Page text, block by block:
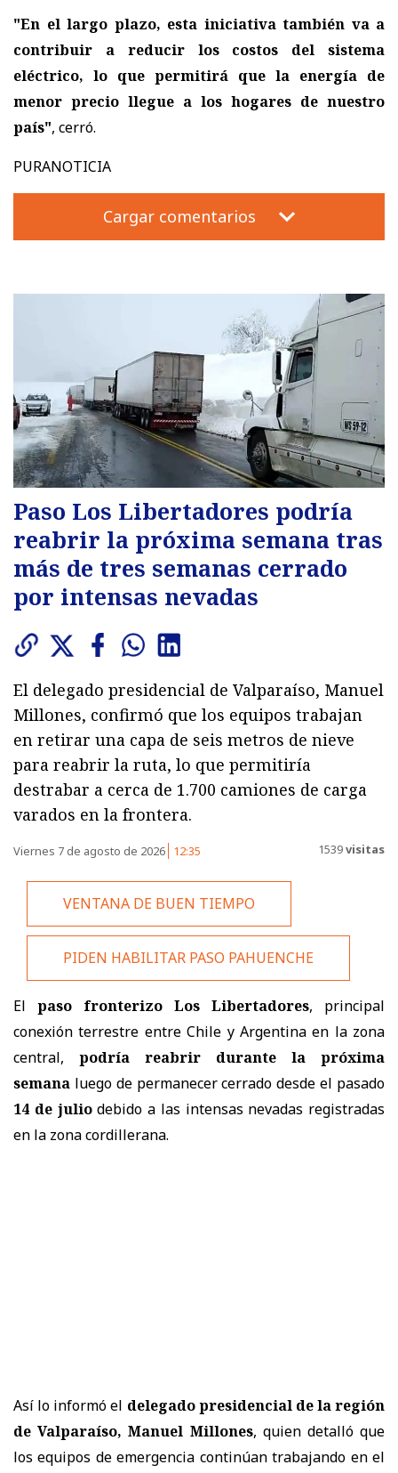
"En el largo plazo, esta iniciativa también va a
contribuir a reducir los costos del sistema
eléctrico, lo que permitirá que la energía de
menor precio llegue a los hogares de nuestro
país", cerró.
PURANOTICIA
Cargar comentarios
Paso Los Libertadores podría
reabrir la próxima semana tras
más de tres semanas cerrado
por intensas nevadas
El delegado presidencial de Valparaíso, Manuel
Millones, confirmó que los equipos trabajan
en retirar una capa de seis metros de nieve
para reabrir la ruta, lo que permitiría
destrabar a cerca de 1.700 camiones de carga
varados en la frontera.
Viernes 7 de agosto de 2026 12:35 1539visitas
VENTANA DE BUEN TIEMPO
PIDEN HABILITAR PASO PAHUENCHE
El paso fronterizo Los Libertadores, principal
conexión terrestre entre Chile y Argentina en la zona
central, podría reabrir durante la próxima
semana luego de permanecer cerrado desde el pasado
14 de juliodebido a las intensas nevadas registradas
en la zona cordillerana.
Así lo informó el delegado presidencial de la región
de Valparaíso, Manuel Millones, quien detalló que
los equipos de emergencia continúan trabajando en el